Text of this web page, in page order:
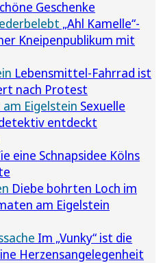
Geschenke
„Ahl Kamelle“-
Kneipenpublikum mit
Lebensmittel-Fahrrad ist
nach Protest
Eigelstein Sexuelle
entdeckt
eine Schnapsidee Kölns
Diebe bohrten Loch im
am Eigelstein
Im „Vunky“ ist die
Herzensangelegenheit